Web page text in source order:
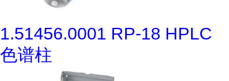
1.51456.0001 RP-18 HPLC
色谱柱